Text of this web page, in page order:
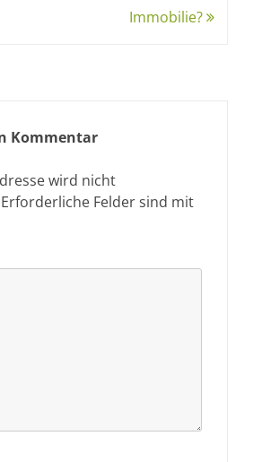
Immobilie?
Kommentar
wird nicht
Erforderliche Felder sind mit